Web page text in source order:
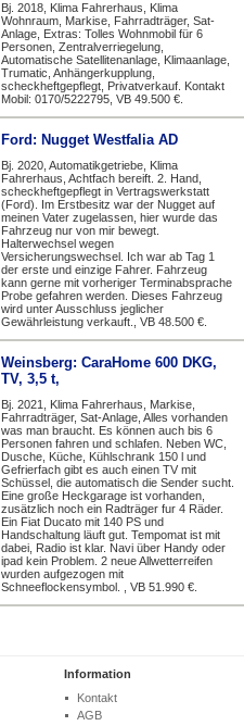
Bj. 2018, Klima Fahrerhaus, Klima
Wohnraum, Markise, Fahrradträger, Sat-
Anlage, Extras: Tolles Wohnmobil für 6
Personen, Zentralverriegelung,
Automatische Satellitenanlage, Klimaanlage,
Trumatic, Anhängerkupplung,
scheckheftgepflegt, Privatverkauf. Kontakt
Mobil: 0170/5222795, VB 49.500 €.
Ford: Nugget Westfalia AD
Bj. 2020, Automatikgetriebe, Klima
Fahrerhaus, Achtfach bereift. 2. Hand,
scheckheftgepflegt in Vertragswerkstatt
(Ford). Im Erstbesitz war der Nugget auf
meinen Vater zugelassen, hier wurde das
Fahrzeug nur von mir bewegt.
Halterwechsel wegen
Versicherungswechsel. Ich war ab Tag 1
der erste und einzige Fahrer. Fahrzeug
kann gerne mit vorheriger Terminabsprache
Probe gefahren werden. Dieses Fahrzeug
wird unter Ausschluss jeglicher
Gewährleistung verkauft., VB 48.500 €.
Weinsberg: CaraHome 600 DKG,
TV, 3,5 t,
Bj. 2021, Klima Fahrerhaus, Markise,
Fahrradträger, Sat-Anlage, Alles vorhanden
was man braucht. Es können auch bis 6
Personen fahren und schlafen. Neben WC,
Dusche, Küche, Kühlschrank 150 l und
Gefrierfach gibt es auch einen TV mit
Schüssel, die automatisch die Sender sucht.
Eine große Heckgarage ist vorhanden,
zusätzlich noch ein Radträger fur 4 Räder.
Ein Fiat Ducato mit 140 PS und
Handschaltung läuft gut. Tempomat ist mit
dabei, Radio ist klar. Navi über Handy oder
ipad kein Problem. 2 neue Allwetterreifen
wurden aufgezogen mit
Schneeflockensymbol. , VB 51.990 €.
Information
Kontakt
AGB